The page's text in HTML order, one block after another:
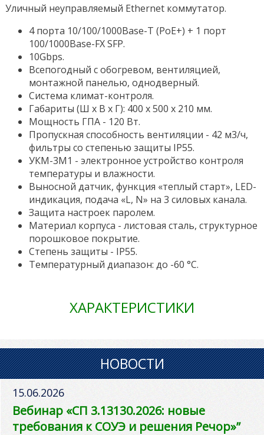
Уличный неуправляемый Ethernet коммутатор.
4 порта 10/100/1000Base-T (PoE+) + 1 порт
100/1000Base-FX SFP.
10Gbps.
Всепогодный с обогревом, вентиляцией,
монтажной панелью, однодверный.
Система климат-контроля.
Габариты (Ш х В х Г): 400 х 500 х 210 мм.
Мощность ГПА - 120 Вт.
Пропускная способность вентиляции - 42 м3/ч,
фильтры со степенью защиты IP55.
УКМ-3М1 - электронное устройство контроля
температуры и влажности.
Выносной датчик, функция «теплый старт», LED-
индикация, подача «L, N» на 3 силовых канала.
Защита настроек паролем.
Материал корпуса - листовая сталь, структурное
порошковое покрытие.
Степень защиты - IP55.
Температурный диапазон: до -60 °С.
ХАРАКТЕРИСТИКИ
НОВОСТИ
15.06.2026
Вебинар «СП 3.13130.2026: новые
требования к СОУЭ и решения Речор»”